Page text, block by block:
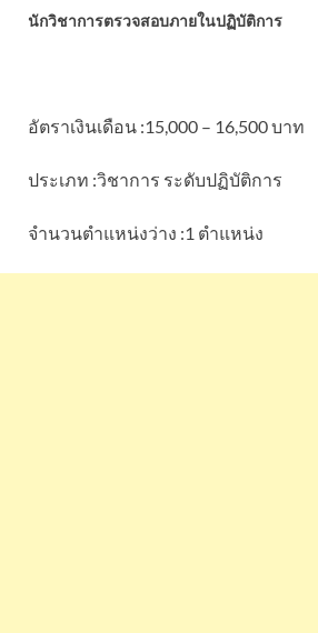
นักวิชาการตรวจสอบภายในปฏิบัติการ
อัตราเงินเดือน :15,000 – 16,500 บาท
ประเภท :วิชาการ ระดับปฏิบัติการ
จำนวนตำแหน่งว่าง :1 ตำแหน่ง